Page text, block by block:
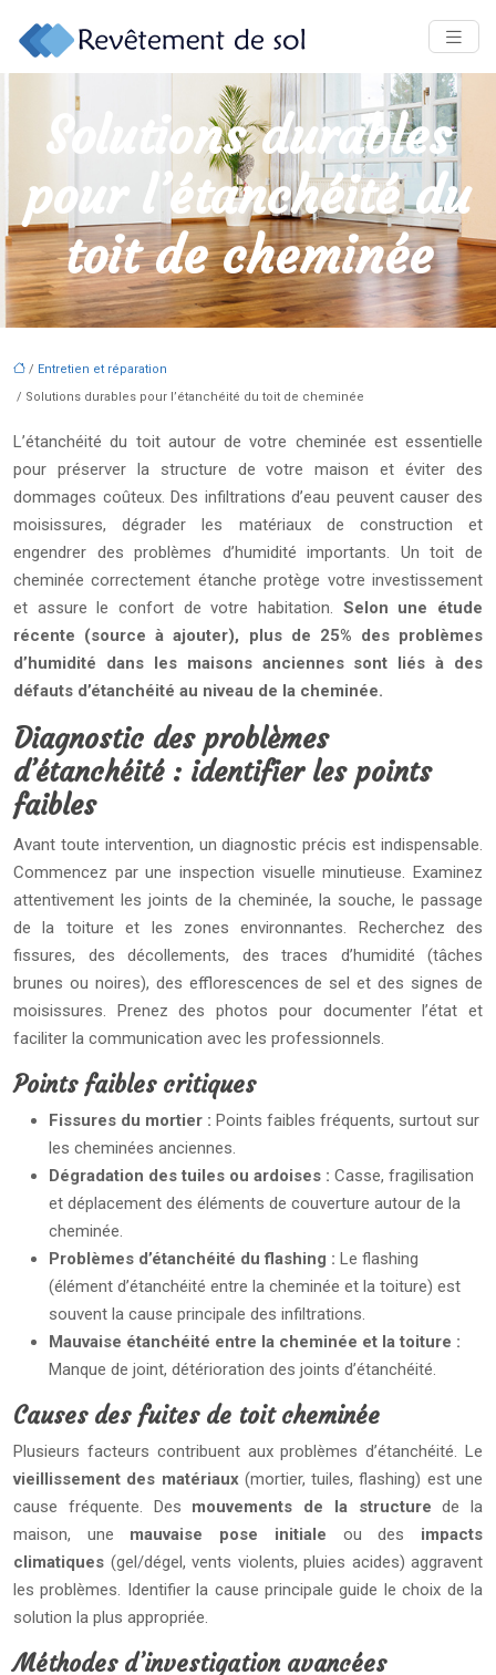
Solutions durables
pour l’étanchéité du
toit de cheminée
/ Entretien et réparation
/ Solutions durables pour l’étanchéité du toit de cheminée
L’étanchéité du toit autour de votre cheminée est essentielle
pour préserver la structure de votre maison et éviter des
dommages coûteux. Des infiltrations d’eau peuvent causer des
moisissures, dégrader les matériaux de construction et
engendrer des problèmes d’humidité importants. Un toit de
cheminée correctement étanche protège votre investissement
et assure le confort de votre habitation. Selon une étude
récente (source à ajouter), plus de 25% des problèmes
d’humidité dans les maisons anciennes sont liés à des
défauts d’étanchéité au niveau de la cheminée.
Diagnostic des problèmes
d’étanchéité : identifier les points
faibles
Avant toute intervention, un diagnostic précis est indispensable.
Commencez par une inspection visuelle minutieuse. Examinez
attentivement les joints de la cheminée, la souche, le passage
de la toiture et les zones environnantes. Recherchez des
fissures, des décollements, des traces d’humidité (tâches
brunes ou noires), des efflorescences de sel et des signes de
moisissures. Prenez des photos pour documenter l’état et
faciliter la communication avec les professionnels.
Points faibles critiques
Fissures du mortier : Points faibles fréquents, surtout sur
les cheminées anciennes.
Dégradation des tuiles ou ardoises : Casse, fragilisation
et déplacement des éléments de couverture autour de la
cheminée.
Problèmes d’étanchéité du flashing : Le flashing
(élément d’étanchéité entre la cheminée et la toiture) est
souvent la cause principale des infiltrations.
Mauvaise étanchéité entre la cheminée et la toiture :
Manque de joint, détérioration des joints d’étanchéité.
Causes des fuites de toit cheminée
Plusieurs facteurs contribuent aux problèmes d’étanchéité. Le
vieillissement des matériaux (mortier, tuiles, flashing) est une
cause fréquente. Des mouvements de la structurede la
maison, une mauvaise pose initiale ou des impacts
climatiques (gel/dégel, vents violents, pluies acides) aggravent
les problèmes. Identifier la cause principale guide le choix de la
solution la plus appropriée.
Méthodes d’investigation avancées